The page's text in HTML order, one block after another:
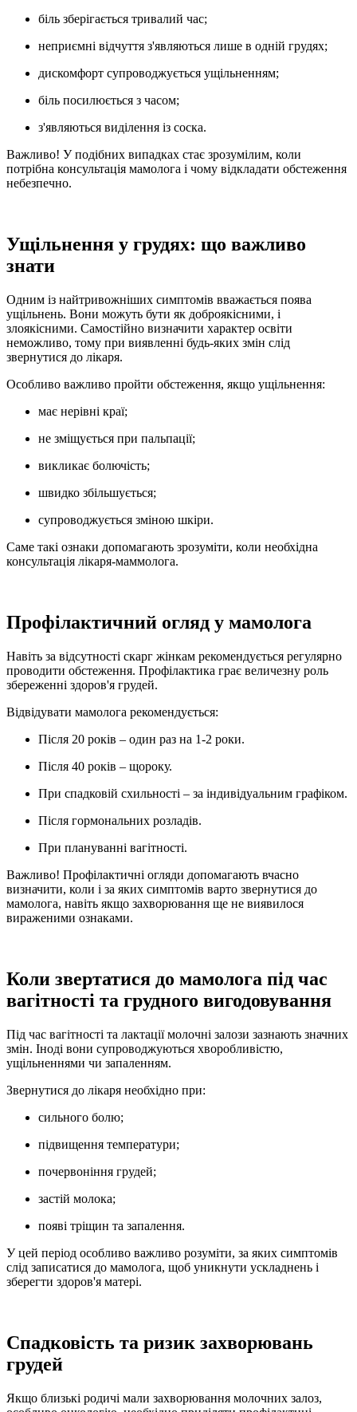
біль зберігається тривалий час;
неприємні відчуття з'являються лише в одній грудях;
дискомфорт супроводжується ущільненням;
біль посилюється з часом;
з'являються виділення із соска.
Важливо! У подібних випадках стає зрозумілим, коли
потрібна консультація мамолога і чому відкладати обстеження
небезпечно.
Ущільнення у грудях: що важливо
знати
Одним із найтривожніших симптомів вважається поява
ущільнень. Вони можуть бути як доброякісними, і
злоякісними. Самостійно визначити характер освіти
неможливо, тому при виявленні будь-яких змін слід
звернутися до лікаря.
Особливо важливо пройти обстеження, якщо ущільнення:
має нерівні краї;
не зміщується при пальпації;
викликає болючість;
швидко збільшується;
супроводжується зміною шкіри.
Саме такі ознаки допомагають зрозуміти, коли необхідна
консультація лікаря-маммолога.
Профілактичний огляд у мамолога
Навіть за відсутності скарг жінкам рекомендується регулярно
проводити обстеження. Профілактика грає величезну роль
збереженні здоров'я грудей.
Відвідувати мамолога рекомендується:
Після 20 років – один раз на 1-2 роки.
Після 40 років – щороку.
При спадковій схильності – за індивідуальним графіком.
Після гормональних розладів.
При плануванні вагітності.
Важливо! Профілактичні огляди допомагають вчасно
визначити, коли і за яких симптомів варто звернутися до
мамолога, навіть якщо захворювання ще не виявилося
вираженими ознаками.
Коли звертатися до мамолога під час
вагітності та грудного вигодовування
Під час вагітності та лактації молочні залози зазнають значних
змін. Іноді вони супроводжуються хворобливістю,
ущільненнями чи запаленням.
Звернутися до лікаря необхідно при:
сильного болю;
підвищення температури;
почервоніння грудей;
застій молока;
появі тріщин та запалення.
У цей період особливо важливо розуміти, за яких симптомів
слід записатися до мамолога, щоб уникнути ускладнень і
зберегти здоров'я матері.
Спадковість та ризик захворювань
грудей
Якщо близькі родичі мали захворювання молочних залоз,